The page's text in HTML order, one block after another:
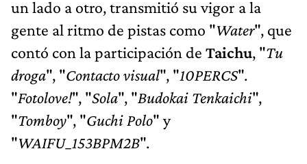
un lado a otro, transmitió su vigor a la
gente al ritmo de pistas como "Water", que
contó con la participación de Taichu, "Tu
droga", "Contacto visual", "10PERCS".
"Fotolove!", "Sola", "Budokai Tenkaichi",
"Tomboy", "Guchi Polo" y
"WAIFU_153BPM2B".